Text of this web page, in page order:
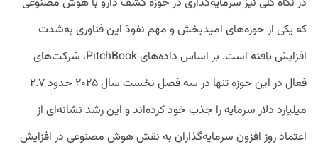
که یکی از حوزه‌های امیدبخش و مهم نفوذ این فناوری به‌شدت
افزایش یافته است. بر اساس داده‌های PitchBook، شرکت‌های
فعال در این حوزه تنها در سه فصل نخست سال ۲۰۲۵ حدود ۲.۷
میلیارد دلار سرمایه را جذب خود کرده‌اند و این رشد نشانه‌ای از
اعتماد روز افزون سرمایه‌گذاران به نقش هوش مصنوعی در افزایش